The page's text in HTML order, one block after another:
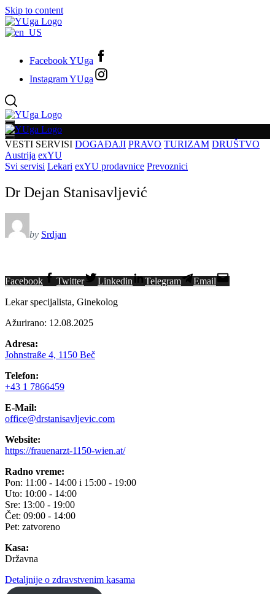
Skip to content
Facebook YUga
Instagram YUga
VESTI SERVISI DOGAĐAJI PRAVO TURIZAM DRUŠTVO
Austrija exYU
Svi servisi Lekari exYU prodavnice Prevoznici
Dr Dejan Stanisavljević
by Srdjan
Facebook Twitter Linkedin Telegram
Email
Lekar specijalista, Ginekolog
Ažurirano: 12.08.2025
Adresa:
Johnstraße 4, 1150 Beč
Telefon:
+43 1 7866459
E-Mail:
office@drstanisavljevic.com
Website:
https://frauenarzt-1150-wien.at/
Radno vreme:
Pon: 11:00 - 14:00 i 15:00 - 19:00
Uto: 10:00 - 14:00
Sre: 13:00 - 19:00
Čet: 09:00 - 14:00
Pet: zatvoreno
Kasa:
Državna
Detaljnije o zdravstvenim kasama